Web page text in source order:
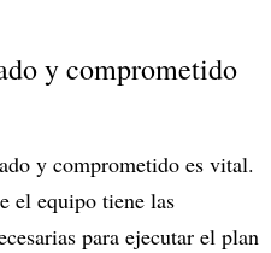
y comprometido
y comprometido es vital.
el equipo tiene las
para ejecutar el plan